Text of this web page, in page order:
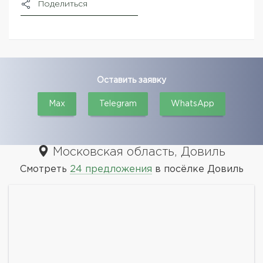
Поделиться
Оставить заявку
Max Telegram WhatsApp
Московская область, Довиль
Смотреть 24 предложения в посёлке Довиль